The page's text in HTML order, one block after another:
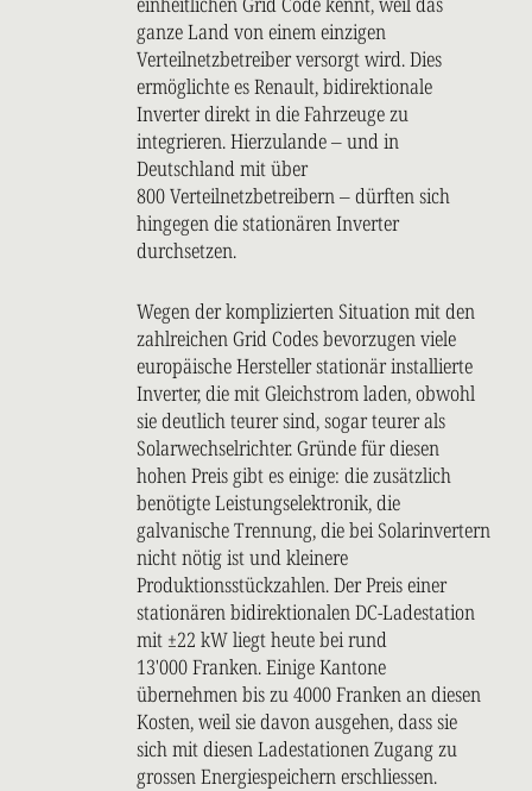
ganze Land von einem einzigen
Verteilnetzbetreiber versorgt wird. Dies
ermöglichte es Renault, bidirektionale
Inverter direkt in die Fahrzeuge zu
integrieren. Hierzulande – und in
Deutschland mit über
800 Verteilnetzbetreibern – dürften sich
hingegen die stationären Inverter
durchsetzen.
Wegen der komplizierten Situation mit den
zahlreichen Grid Codes bevorzugen viele
europäische Hersteller stationär installierte
Inverter, die mit Gleichstrom laden, obwohl
sie deutlich teurer sind, sogar teurer als
Solarwechselrichter. Gründe für diesen
hohen Preis gibt es einige: die zusätzlich
benötigte Leistungselektronik, die
galvanische Trennung, die bei Solarinvertern
nicht nötig ist und kleinere
Produktionsstückzahlen. Der Preis einer
stationären bidirektionalen DC-Ladestation
mit ±22 kW liegt heute bei rund
13'000 Franken. Einige Kantone
übernehmen bis zu 4000 Franken an diesen
Kosten, weil sie davon ausgehen, dass sie
sich mit diesen Ladestationen Zugang zu
grossen Energiespeichern erschliessen.